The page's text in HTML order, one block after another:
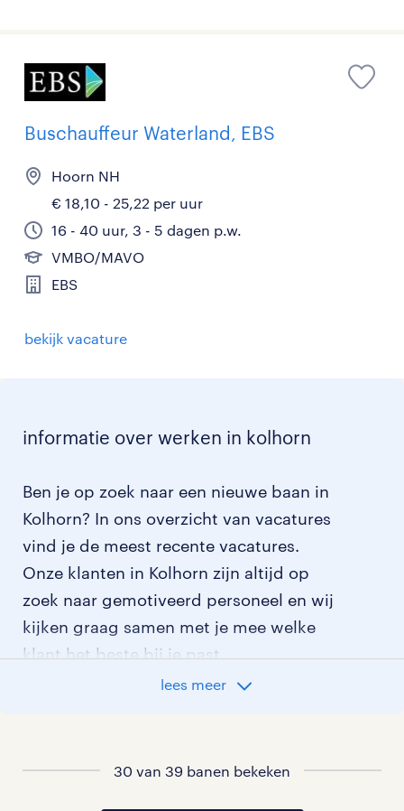
Buschauffeur Waterland, EBS
Hoorn NH
€ 18,10 - 25,22 per uur
16 - 40 uur, 3 - 5 dagen p.w.
VMBO/MAVO
EBS
bekijk vacature
informatie over werken in kolhorn
Ben je op zoek naar een nieuwe baan in
Kolhorn? In ons overzicht van vacatures
vind je de meest recente vacatures.
Onze klanten in Kolhorn zijn altijd op
zoek naar gemotiveerd personeel en wij
kijken graag samen met je mee welke
klant het beste bij je past.
lees meer
30 van 39 banen bekeken